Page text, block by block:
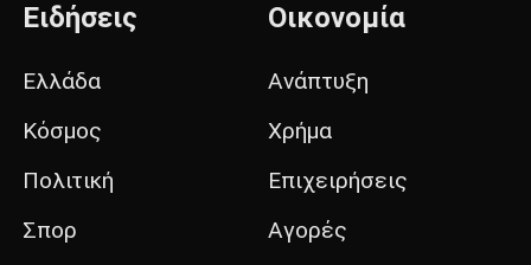
Ειδήσεις
Ελλάδα
Κόσμος
Πολιτική
Σπορ
Οικονομία
Ανάπτυξη
Χρήμα
Επιχειρήσεις
Αγορές